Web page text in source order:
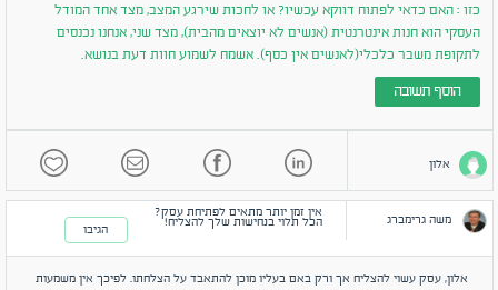
כזו : האם כדאי לפתוח דווקא עכשיו? או לחכות שירגע המצב, מצד אחד המודל
העסקי הוא חנות אינטרנטית (אנשים לא יוצאים מהבית), מצד שני, אנחנו נכנסים
לתקופת משבר כלכלי(לאנשים אין כסף). אשמח לשמוע חוות דעת בנושא.
הוסף תשובה
אלון
משה גרימברג אין זמן יותר מתאים לפתיחת עסק?
הכל תלוי בנחישות שלך להצליח! הגיבו
אלון, עסק עשוי להצליח אך ורק באם בעליו מוכן להתאבד על הצלחתו. לפיכך אין משמעות